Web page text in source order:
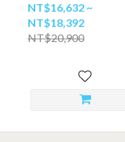
NT$16,632 ~
NT$18,392
NT$20,900